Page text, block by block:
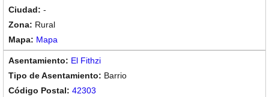
-
Rural
Mapa
El Fithzi
Barrio
42303